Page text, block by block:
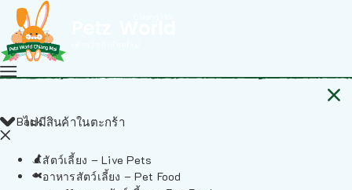
ไม่มีสินค้าในตะกร้า
Back
สัตว์เลี้ยง – Live Pets
อาหารสัตว์เลี้ยง – Pet Food